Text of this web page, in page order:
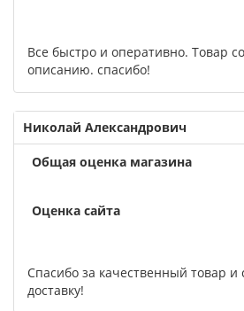
Все быстро и оперативно. Товар
описанию. спасибо!
Николай Александрович
Общая оценка магазина
Оценка сайта
Спасибо за качественный товар
доставку!